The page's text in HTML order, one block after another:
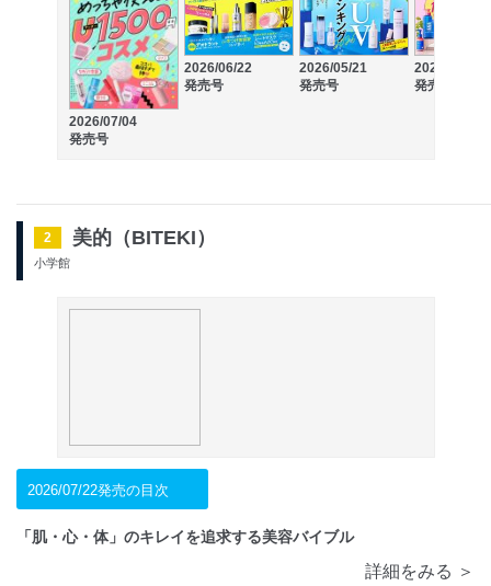
2026/07/04
発売号
2026/06/22
発売号
2026/05/21
発売号
2026/04/22
発売号
2 美的（BITEKI）
小学館
2026/07/22発売の目次
「肌・心・体」のキレイを追求する美容バイブル
詳細をみる ＞